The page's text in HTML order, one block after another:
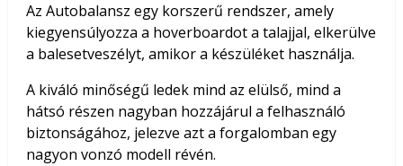
Az Autobalansz egy korszerű rendszer, amely
kiegyensúlyozza a hoverboardot a talajjal, elkerülve
a balesetveszélyt, amikor a készüléket használja.
A kiváló minőségű ledek mind az elülső, mind a
hátsó részen nagyban hozzájárul a felhasználó
biztonságához, jelezve azt a forgalomban egy
nagyon vonzó modell révén.